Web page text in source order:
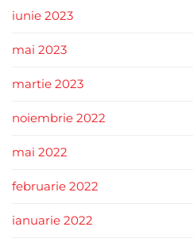
iunie 2023
mai 2023
martie 2023
noiembrie 2022
mai 2022
februarie 2022
ianuarie 2022